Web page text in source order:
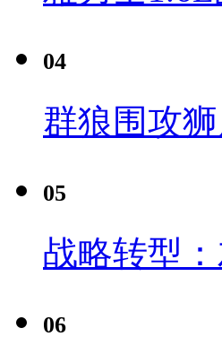
04
群狼围攻
05
战略转型
06